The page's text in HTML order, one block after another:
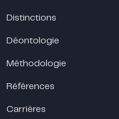
Distinctions
Déontologie
Méthodologie
Références
Carrières